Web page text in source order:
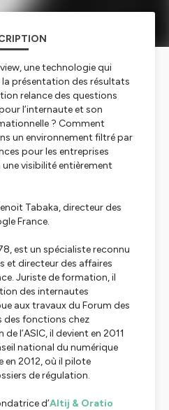
une technologie qui
présentation des résultats
relance des questions
l’internaute et son
? Comment
un environnement filtré par
pour les entreprises
visibilité entièrement
Tabaka, directeur des
France.
est un spécialiste reconnu
et directeur des affaires
Juriste de formation, il
des internautes
aux travaux du Forum des
des fonctions chez
l’ASIC, il devient en 2011
national du numérique
en 2012, où il pilote
de régulation.
d’Altij & Oratio